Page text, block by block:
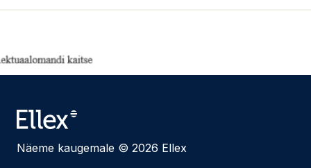
Näeme kaugemale © 2026 Ellex